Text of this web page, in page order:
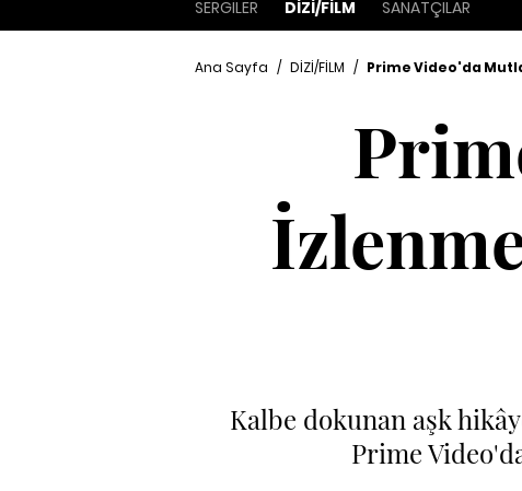
SERGİLER DİZİ/FİLM SANATÇILAR
Ana Sayfa / DİZİ/FİLM / Prime Video'da
Kalbe dokunan aşk
Prime